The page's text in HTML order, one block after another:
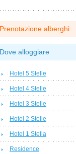
Prenotazione alberghi
Dove alloggiare
Hotel 5 Stelle
Hotel 4 Stelle
Hotel 3 Stelle
Hotel 2 Stelle
Hotel 1 Stella
Residence